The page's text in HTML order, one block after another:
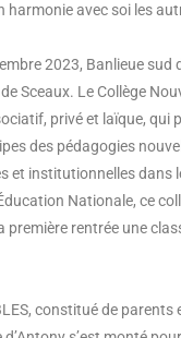
harmonie avec soi les
2023, Banlieue sud
Sceaux. Le Collège
privé et laïque, qui
des pédagogies
et institutionnelles dans
Nationale, ce
première rentrée une
constitué de parents